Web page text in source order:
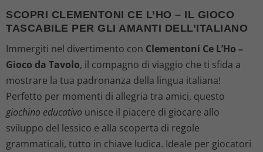
r
e
z
z
o
o
r
e
z
z
o
a
SCOPRI CLEMENTONI CE L’HO – IL GIOCO
TASCABILE PER GLI AMANTI DELL’ITALIANO
Immergiti nel divertimento con Clementoni Ce L’Ho –
Gioco da Tavolo, il compagno di viaggio che ti sfida a
mostrare la tua padronanza della lingua italiana!
Perfetto per momenti di allegria tra amici, questo
giochino educativo unisce il piacere di giocare allo
sviluppo del lessico e alla scoperta di regole
grammaticali, tutto in chiave ludica. Ideale per giocatori